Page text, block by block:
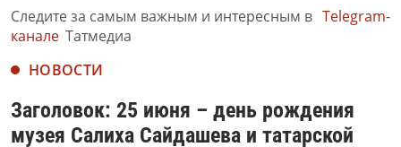
Следите за самым важным и интересным в Telegram-
канале Татмедиа
НОВОСТИ
Заголовок: 25 июня – день рождения
музея Салиха Сайдашева и татарской